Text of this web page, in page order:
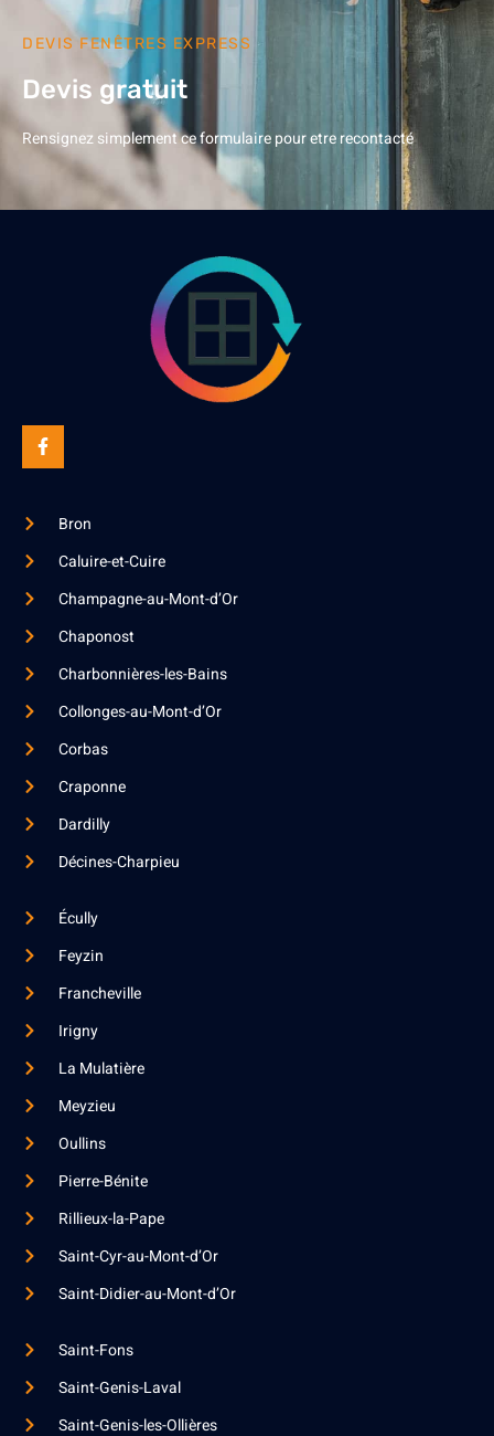
DEVIS FENÊTRES EXPRESS
Devis gratuit
Rensignez simplement ce formulaire pour etre recontacté
Bron
Caluire-et-Cuire
Champagne-au-Mont-d’Or
Chaponost
Charbonnières-les-Bains
Collonges-au-Mont-d’Or
Corbas
Craponne
Dardilly
Décines-Charpieu
Écully
Feyzin
Francheville
Irigny
La Mulatière
Meyzieu
Oullins
Pierre-Bénite
Rillieux-la-Pape
Saint-Cyr-au-Mont-d’Or
Saint-Didier-au-Mont-d’Or
Saint-Fons
Saint-Genis-Laval
Saint-Genis-les-Ollières